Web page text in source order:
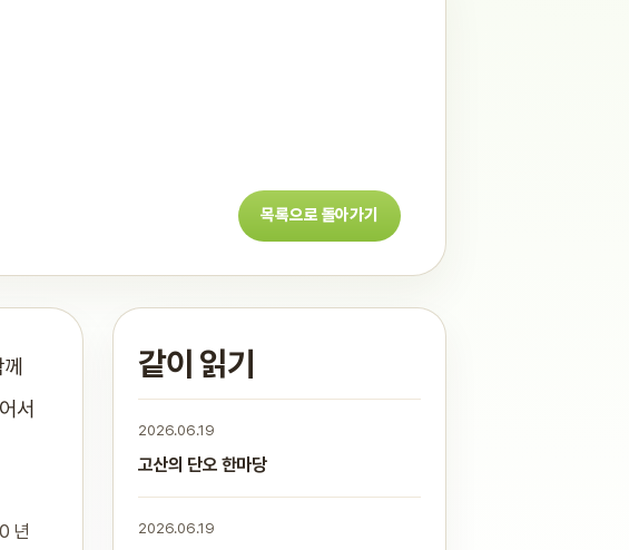
목록으로 돌아가기
서
년
같이 읽기
2026.06.19
고산의 단오 한마당
2026.06.19